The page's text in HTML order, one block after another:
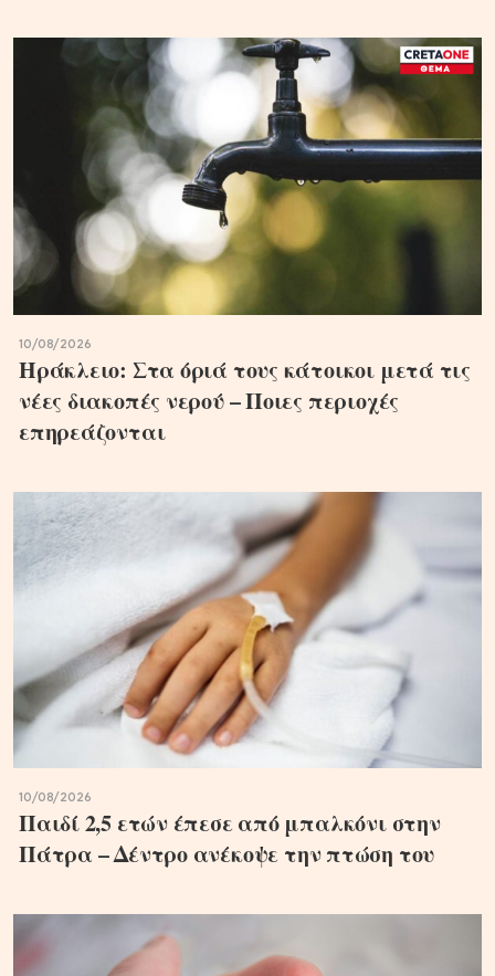
10/08/2026
Ηράκλειο: Στα όριά τους κάτοικοι μετά τις
νέες διακοπές νερού – Ποιες περιοχές
επηρεάζονται
10/08/2026
Παιδί 2,5 ετών έπεσε από μπαλκόνι στην
Πάτρα – Δέντρο ανέκοψε την πτώση του